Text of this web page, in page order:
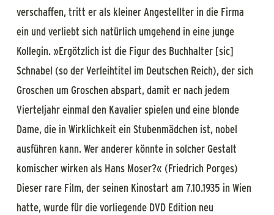
verschaffen, tritt er als kleiner Angestellter in die Firma
ein und verliebt sich natürlich umgehend in eine junge
Kollegin. »Ergötzlich ist die Figur des Buchhalter [sic]
Schnabel (so der Verleihtitel im Deutschen Reich), der sich
Groschen um Groschen abspart, damit er nach jedem
Vierteljahr einmal den Kavalier spielen und eine blonde
Dame, die in Wirklichkeit ein Stubenmädchen ist, nobel
ausführen kann. Wer anderer könnte in solcher Gestalt
komischer wirken als Hans Moser?« (Friedrich Porges)
Dieser rare Film, der seinen Kinostart am 7.10.1935 in Wien
hatte, wurde für die vorliegende DVD Edition neu